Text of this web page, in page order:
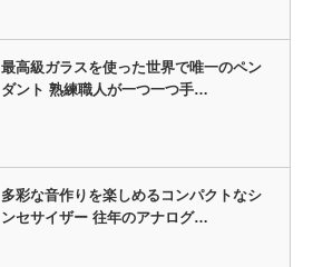
最高級ガラスを使った世界で唯一のペン
ダント 熟練職人が一つ一つ手…
多彩な音作りを楽しめるコンパクトなシ
ンセサイザー 往年のアナログ…